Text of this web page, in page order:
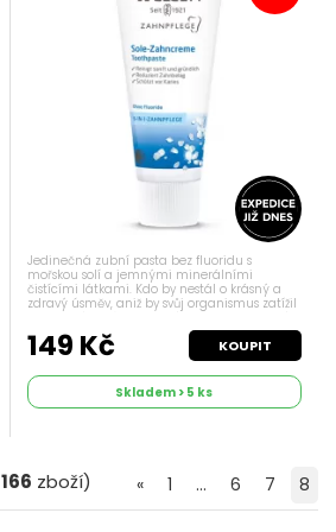
Jedinečná zubní pasta bez fluoridu s
mořskou solí a jemnými minerálními
čistícími látkami. Kdo by nestál o krásný a
zdravý úsměv, aniž by svůj organismus zatížil
naší zubní pasty je mořská sůl stimulující...
149 Kč KOUPIT
Skladem > 5 ks
« 1 ... 6 7 8
166 zboží)